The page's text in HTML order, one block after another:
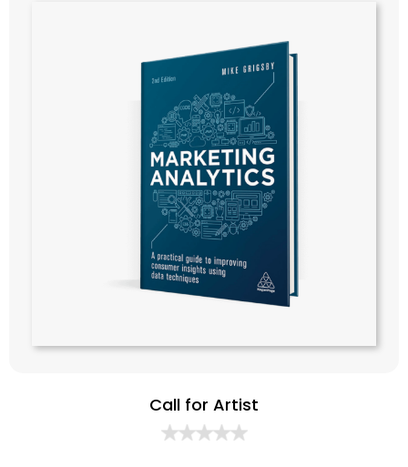
Call for Artist